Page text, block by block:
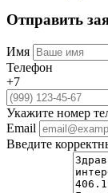
Отправить
Имя
Телефон
+7
Укажите номер
Email
Введите